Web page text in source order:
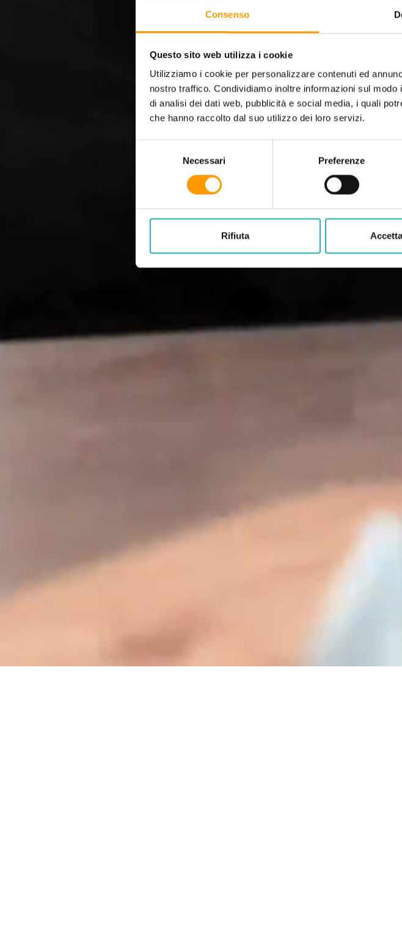
Consenso
Questo sito web utilizza i cookie
Utilizziamo i cookie per personalizzare contenuti ed
nostro traffico. Condividiamo inoltre informazioni sul
di analisi dei dati web, pubblicità e social media, i quali
che hanno raccolto dal suo utilizzo dei loro servizi.
Necessari
Preferenze
Rifiuta